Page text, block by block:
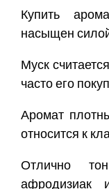
Купить
насыщен
Муск
часто его
Аромат
относится к
Отлично
афродизиак